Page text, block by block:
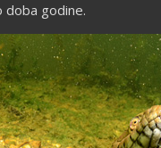
godine.